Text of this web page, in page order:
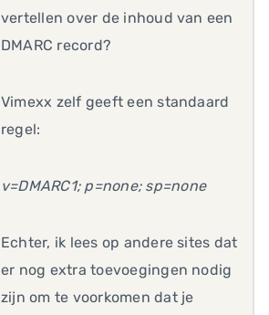
vertellen over de inhoud van een
DMARC record?
Vimexx zelf geeft een standaard
regel:
v=DMARC1; p=none; sp=none
Echter, ik lees op andere sites dat
er nog extra toevoegingen nodig
zijn om te voorkomen dat je